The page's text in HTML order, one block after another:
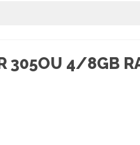
305OU 4/8GB